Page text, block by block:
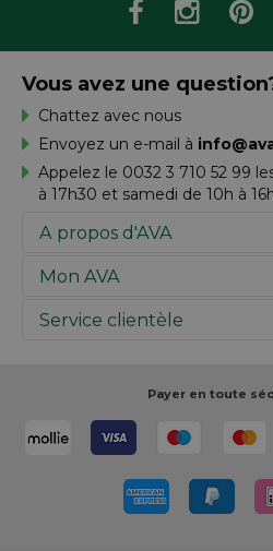
A propos d'AVA
Notre histoire
Travailler chez AVA
Mon AVA
Inspiration
Réalisez votre création
Rédiger un commentaire
Service clientèle
Votre paiement
Votre livraison
Retour
Rappels de produits
Vous avez une
Chattez avec nous
Envoyez un e-mail à
Appelez le 0032 3 710 52 99
à 17h30 et samedi de 10h à
Payer en toute